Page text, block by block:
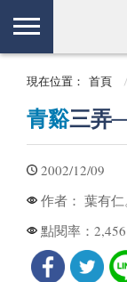
現在位置： 首頁
青谿三弄
2002/12/09
作者： 葉有仁
點閱率： 2,456